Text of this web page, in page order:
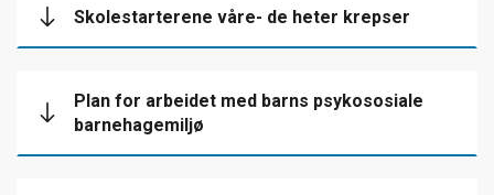
Skolestarterene våre- de heter krepser
Plan for arbeidet med barns psykososiale
barnehagemiljø